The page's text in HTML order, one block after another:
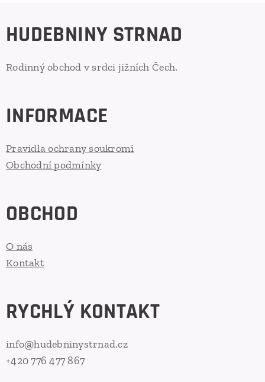
HUDEBNINY STRNAD
Rodinný obchod v srdci jižních Čech.
INFORMACE
Pravidla ochrany soukromí
Obchodní podmínky
OBCHOD
O nás
Kontakt
RYCHLÝ KONTAKT
info@hudebninystrnad.cz
+420 776 477 867